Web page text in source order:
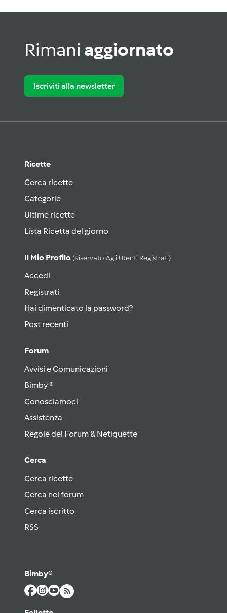
Rimani aggiornato
Iscriviti alla newsletter
Ricette
Cerca ricette
Categorie
Ultime ricette
Lista Ricetta del giorno
Il Mio Profilo (riservato Agli Utenti Registrati)
Accedi
Registrati
Hai dimenticato la password?
Post recenti
Forum
Avvisi e Comunicazioni
Bimby ®
Conosciamoci
Assistenza
Regole del Forum & Netiquette
Cerca
Cerca ricette
Cerca nel forum
Cerca iscritto
RSS
Bimby®